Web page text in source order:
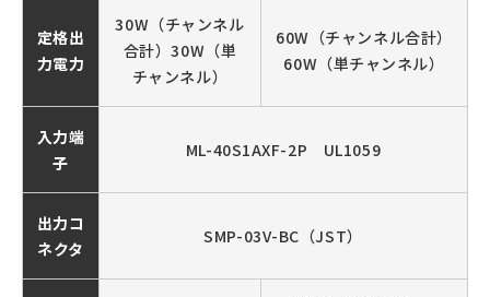
定格出
力電力
30W（チャンネル
合計）30W（単
チャンネル）
60W（チャンネル合計）
60W（単チャンネル）
入力端
子
ML-40S1AXF-2P UL1059
出力コ
ネクタ
SMP-03V-BC（JST）